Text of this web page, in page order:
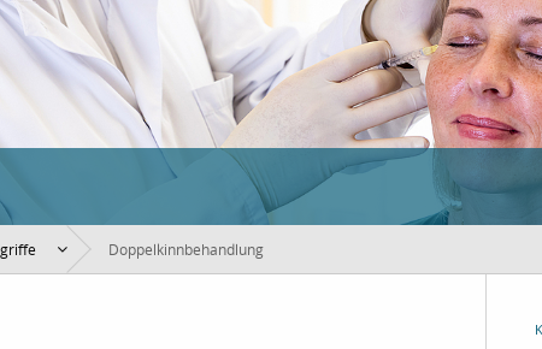
Doppelkinnbehandlung